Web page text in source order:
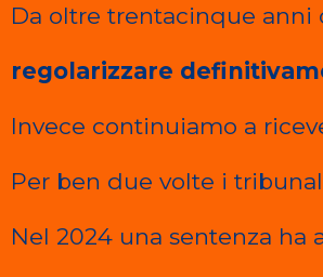
Da oltre trentacinque anni
regolarizzare
Invece continuiamo a
Per ben due volte i
Nel 2024 una sentenza